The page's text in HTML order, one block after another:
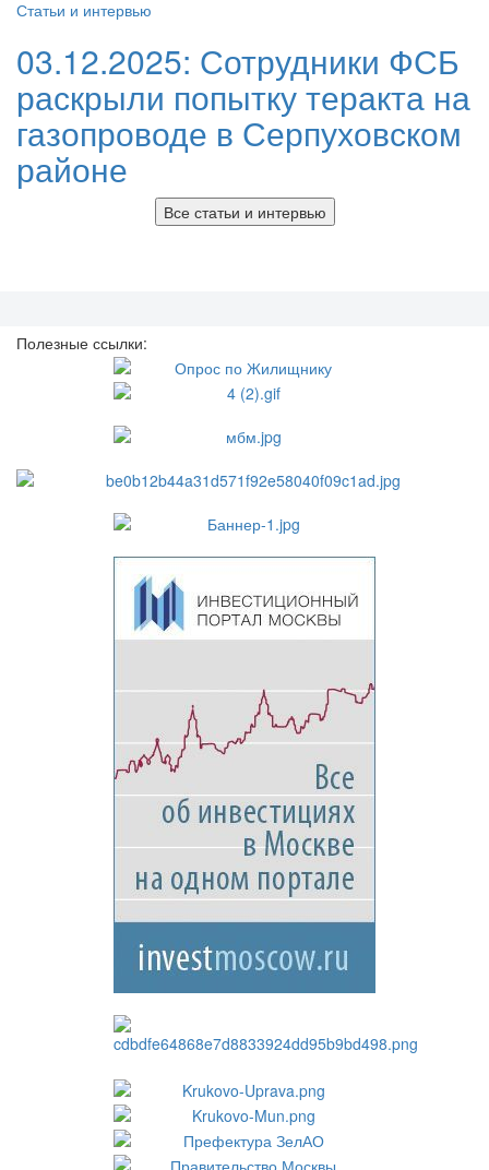
Статьи и интервью
03.12.2025: Сотрудники ФСБ
раскрыли попытку теракта на
газопроводе в Серпуховском
районе
Все статьи и интервью
Полезные ссылки: